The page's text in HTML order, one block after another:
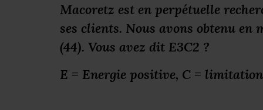
Macoretz est en perpétuelle
ses clients. Nous avons obtenu en
(44). Vous avez dit E3C2 ?
E = Energie positive, C =